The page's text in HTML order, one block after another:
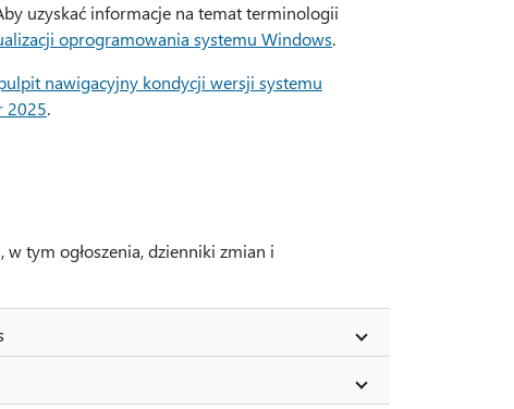
uzyskać informacje na temat terminologii
oprogramowania systemu Windows.
nawigacyjny kondycji wersji systemu
2025.
tym ogłoszenia, dzienniki zmian i